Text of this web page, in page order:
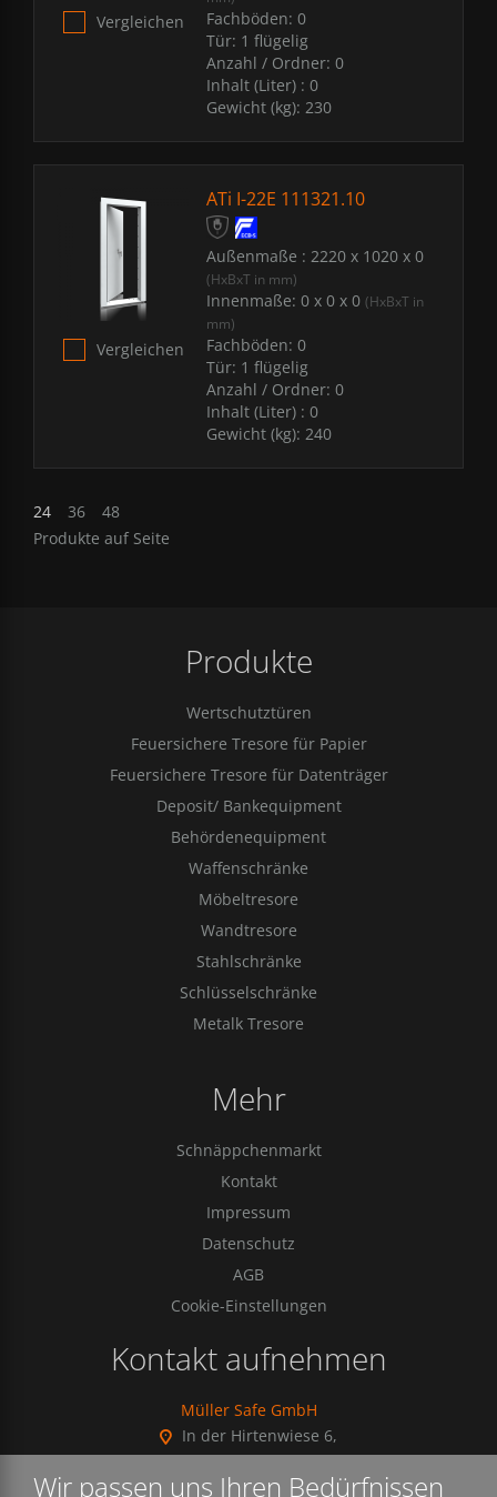
Vergleichen Fachböden: 0
Tür: 1 flügelig
Anzahl / Ordner: 0
Inhalt (Liter) : 0
Gewicht (kg): 230
Vergleichen
ATi I-22E 111321.10
Außenmaße : 2220 x 1020 x 0
(HxBxT in mm)
Innenmaße: 0 x 0 x 0 (HxBxT in
mm)
Fachböden: 0
Tür: 1 flügelig
Anzahl / Ordner: 0
Inhalt (Liter) : 0
Gewicht (kg): 240
24 36
48
Produkte auf Seite
Produkte
Wertschutztüren
Feuersichere Tresore für Papier
Feuersichere Tresore für Datenträger
Deposit/ Bankequipment
Behördenequipment
Waffenschränke
Möbeltresore
Wandtresore
Stahlschränke
Schlüsselschränke
Metalk Tresore
Mehr
Schnäppchenmarkt
Kontakt
Impressum
Datenschutz
AGB
Cookie-Einstellungen
Kontakt aufnehmen
Müller Safe GmbH
In der Hirtenwiese 6,
Wir passen uns Ihren Bedürfnissen